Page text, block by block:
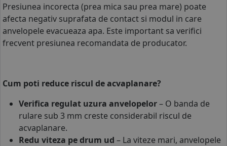
Presiunea incorecta (prea mica sau prea mare) poate
afecta negativ suprafata de contact si modul in care
anvelopele evacueaza apa. Este important sa verifici
frecvent presiunea recomandata de producator.
Cum poti reduce riscul de acvaplanare?
Verifica regulat uzura anvelopelor– O banda de
rulare sub 3 mm creste considerabil riscul de
acvaplanare.
Redu viteza pe drum ud – La viteze mari, anvelopele